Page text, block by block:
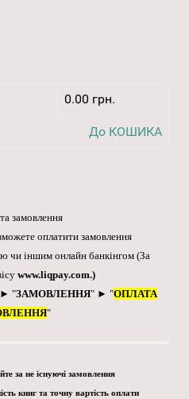
0.00 грн.
До КОШИКА
замовлення
оплатити замовлення
чи іншим онлайн банкінгом (За
www.liqpay.com.)
"ЗАМОВЛЕННЯ" ► "ОПЛАТА
"
за не існуючі замовлення
книг та точну вартість оплати